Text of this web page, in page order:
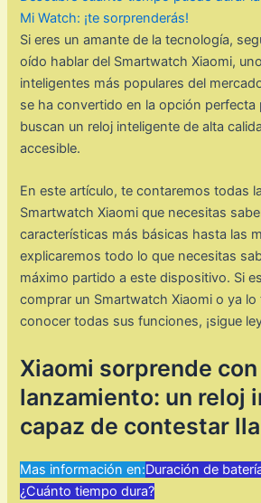
Mi Watch: ¡te sorprenderás!
Si eres un amante de la tecnología,
oído hablar del Smartwatch Xiaomi,
inteligentes más populares del
se ha convertido en la opción perfecta
buscan un reloj inteligente de alta
accesible.
En este artículo, te contaremos todas
Smartwatch Xiaomi que necesitas
características más básicas hasta las
explicaremos todo lo que necesitas
máximo partido a este dispositivo. Si
comprar un Smartwatch Xiaomi o ya lo
conocer todas sus funciones, ¡sigue
Xiaomi sorprende
lanzamiento: un reloj
capaz de contestar
Mas información en:Duración de
¿Cuánto tiempo dura?